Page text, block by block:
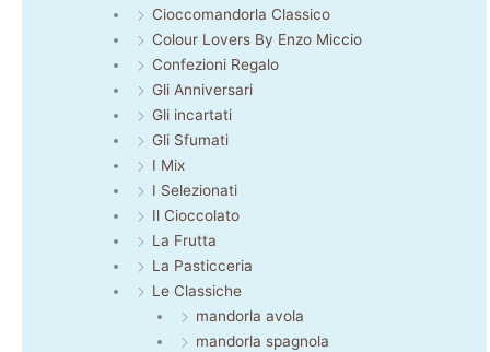
Cioccomandorla Classico
Colour Lovers By Enzo Miccio
Confezioni Regalo
Gli Anniversari
Gli incartati
Gli Sfumati
I Mix
I Selezionati
Il Cioccolato
La Frutta
La Pasticceria
Le Classiche
mandorla avola
mandorla spagnola